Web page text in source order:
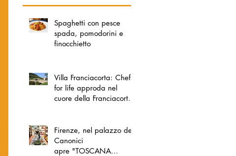
Spaghetti con pesce
spada, pomodorini e
finocchietto
Villa Franciacorta: Chefs
for life approda nel
cuore della Franciacorta,
Firenze, nel palazzo dei
Canonici
apre "TOSCANA